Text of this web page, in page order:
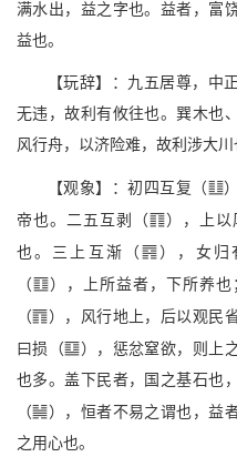
满水出，益之字也。益者，富
益也。
【玩辞】：九五居尊，中
无违，故利有攸往也。巽木也
风行舟，以济险难，故利涉大川
【观象】：初四互复（v
帝也。二五互剥（c），上以
也。三上互渐（U ），女归
（m），上所益者，下所养
（;），风行地上，后以观民
曰损（A），惩忿窒欲，则上
也多。盖下民者，国之基石也
（/），恒者不易之谓也，益
之用心也。